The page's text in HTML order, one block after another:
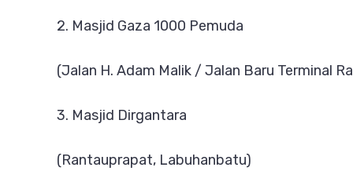
2. Masjid Gaza 1000 Pemuda
(Jalan H. Adam Malik / Jalan Baru Terminal
3. Masjid Dirgantara
(Rantauprapat, Labuhanbatu)